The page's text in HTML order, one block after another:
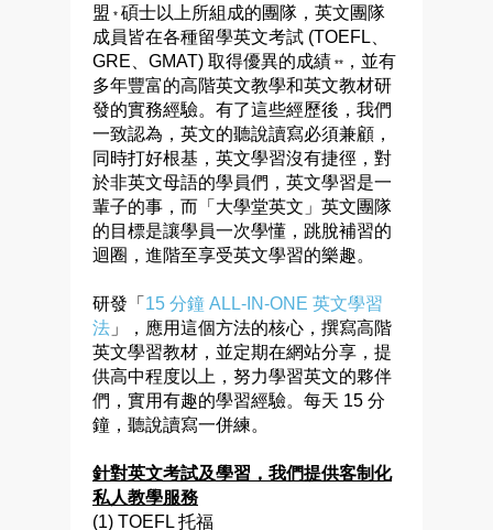
盟 * 碩士以上所組成的團隊，英文團隊
成員皆在各種留學英文考試 (TOEFL、
GRE、GMAT) 取得優異的成績 **
，並有
多年豐富的高階英文教學和英文教材研
發的實務經驗。有了這些經歷後，我們
一致認為，英文的聽說讀寫必須兼顧，
同時打好根基，英文學習沒有捷徑，對
於非英文母語的學員們，英文學習是一
輩子的事，而「大學堂英文」英文團隊
的目標是讓學員一次學懂，跳脫補習的
迴圈，進階至享受英文學習的樂趣。
研發「 15 分鐘 ALL-IN-ONE 英文學習
法 」，應用這個方法的核心，撰寫高階
英文學習教材，並定期在網站分享，提
供高中程度以上，努力學習英文的夥伴
們，實用有趣的學習經驗。每天 15 分
鐘，聽說讀寫一併練。
針對英文考試及學習，我們提供客制化
私人教學服務
(1) TOEFL 托福